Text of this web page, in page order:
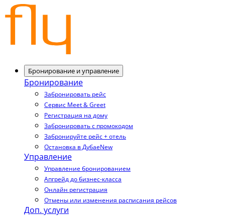
Бронирование и управление
Бронирование
Забронировать рейс
Сервис Meet & Greet
Регистрация на дому
Забронировать с промокодом
Забронируйте рейс + отель
Остановка в ДубаеNew
Управление
Управление бронированием
Апгрейд до бизнес-класса
Онлайн регистрация
Отмены или изменения расписания рейсов
Доп. услуги